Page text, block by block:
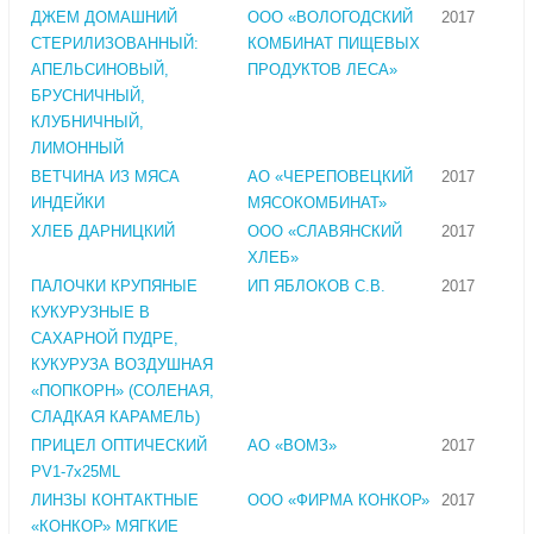
ДЖЕМ ДОМАШНИЙ
СТЕРИЛИЗОВАННЫЙ:
АПЕЛЬСИНОВЫЙ,
БРУСНИЧНЫЙ,
КЛУБНИЧНЫЙ,
ЛИМОННЫЙ
ООО «ВОЛОГОДСКИЙ
КОМБИНАТ ПИЩЕВЫХ
ПРОДУКТОВ ЛЕСА»
2017
ВЕТЧИНА ИЗ МЯСА
ИНДЕЙКИ
АО «ЧЕРЕПОВЕЦКИЙ
МЯСОКОМБИНАТ»
2017
ХЛЕБ ДАРНИЦКИЙ
ООО «СЛАВЯНСКИЙ
ХЛЕБ»
2017
ПАЛОЧКИ КРУПЯНЫЕ
КУКУРУЗНЫЕ В
САХАРНОЙ ПУДРЕ,
КУКУРУЗА ВОЗДУШНАЯ
«ПОПКОРН» (СОЛЕНАЯ,
СЛАДКАЯ КАРАМЕЛЬ)
ИП ЯБЛОКОВ С.В. 2017
ПРИЦЕЛ ОПТИЧЕСКИЙ
PV1-7х25ML
АО «ВОМЗ» 2017
ЛИНЗЫ КОНТАКТНЫЕ
«КОНКОР» МЯГКИЕ
ООО «ФИРМА КОНКОР» 2017